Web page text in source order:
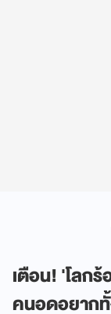
เตือน! 'โลก
คนอดอยาก